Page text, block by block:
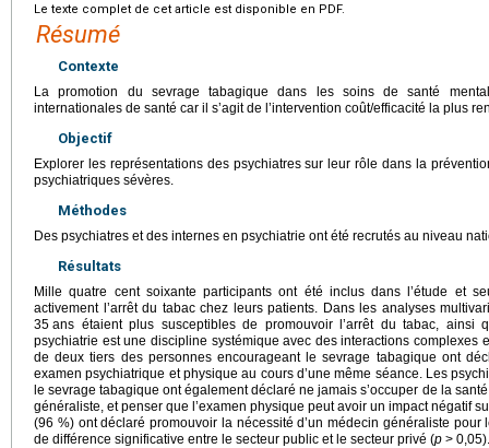
Le texte complet de cet article est disponible en PDF.
Résumé
Contexte
La promotion du sevrage tabagique dans les soins de santé
internationales de santé car il s’agit de l’intervention coût/efficacité la plus
Objectif
Explorer les représentations des psychiatres sur leur rôle dans la
psychiatriques sévères.
Méthodes
Des psychiatres et des internes en psychiatrie ont été recrutés au niveau
Résultats
Mille quatre cent soixante participants ont été inclus dans l’étude et
activement l’arrêt du tabac chez leurs patients. Dans les analyses
35 ans étaient plus susceptibles de promouvoir l’arrêt du tabac,
psychiatrie est une discipline systémique avec des interactions complexes
de deux tiers des personnes encourageant le sevrage tabagique ont
examen psychiatrique et physique au cours d’une même séance. Les
le sevrage tabagique ont également déclaré ne jamais s’occuper de la
généraliste, et penser que l’examen physique peut avoir un impact négatif
(96 %) ont déclaré promouvoir la nécessité d’un médecin généraliste pour
de différence significative entre le secteur public et le secteur privé (p > 0,05).